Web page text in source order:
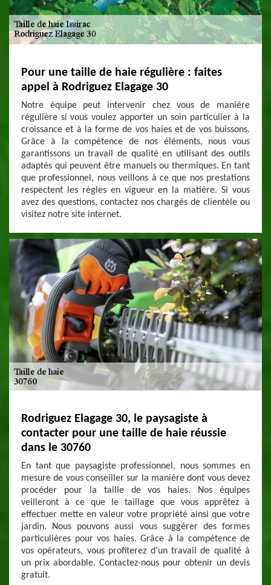
Pour une taille de haie régulière : faites
appel à Rodriguez Elagage 30
Notre équipe peut intervenir chez vous de manière
régulière si vous voulez apporter un soin particulier à la
croissance et à la forme de vos haies et de vos buissons.
Grâce à la compétence de nos éléments, nous vous
garantissons un travail de qualité en utilisant des outils
adaptés qui peuvent être manuels ou thermiques. En tant
que professionnel, nous veillons à ce que nos prestations
respectent les règles en vigueur en la matière. Si vous
avez des questions, contactez nos chargés de clientèle ou
visitez notre site internet.
Rodriguez Elagage 30, le paysagiste à
contacter pour une taille de haie réussie
dans le 30760
En tant que paysagiste professionnel, nous sommes en
mesure de vous conseiller sur la manière dont vous devez
procéder pour la taille de vos haies. Nos équipes
veilleront à ce que le taillage que vous apprêtez à
effectuer mette en valeur votre propriété ainsi que votre
jardin. Nous pouvons aussi vous suggérer des formes
particulières pour vos haies. Grâce à la compétence de
vos opérateurs, vous profiterez d’un travail de qualité à
un prix abordable. Contactez-nous pour obtenir un devis
gratuit.